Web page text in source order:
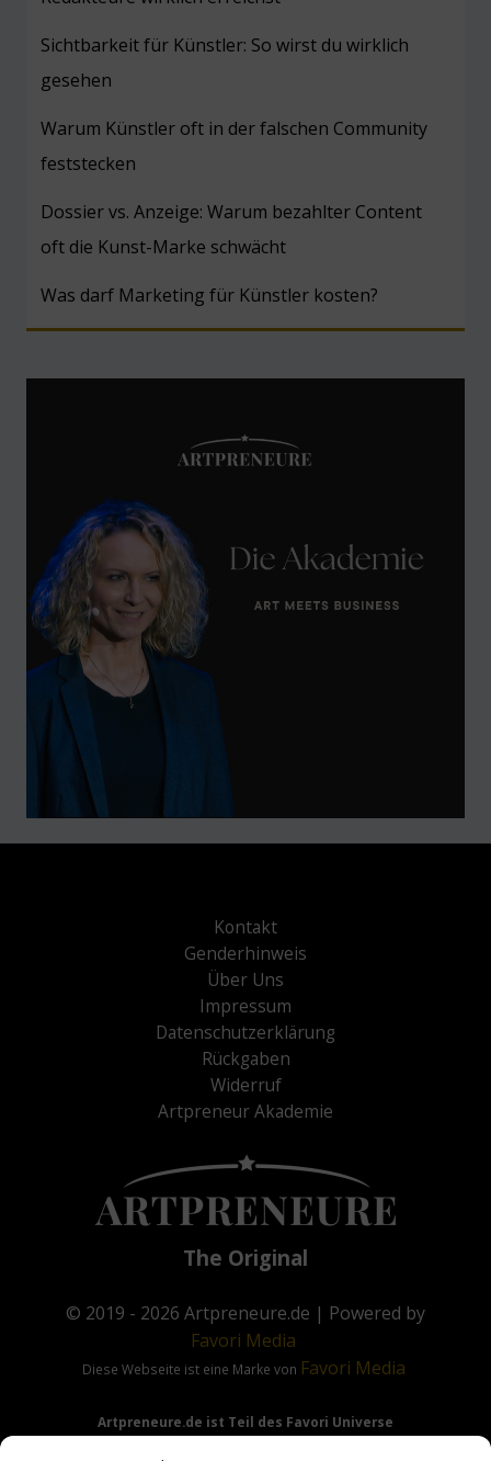
Sichtbarkeit für Künstler: So wirst du wirklich
gesehen
Warum Künstler oft in der falschen Community
feststecken
Dossier vs. Anzeige: Warum bezahlter Content
oft die Kunst-Marke schwächt
Was darf Marketing für Künstler kosten?
Kontakt
Genderhinweis
Über Uns
Impressum
Datenschutzerklärung
Rückgaben
Widerruf
Artpreneur Akademie
The Original
© 2019 - 2026 Artpreneure.de | Powered by
Favori Media
Diese Webseite ist eine Marke von Favori Media
Artpreneure.de ist Teil des Favori Universe